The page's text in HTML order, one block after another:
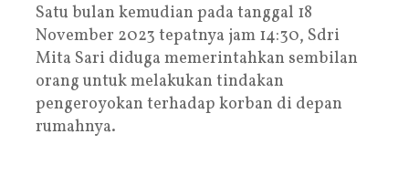
Satu bulan kemudian pada tanggal 18
November 2023 tepatnya jam 14:30, Sdri
Mita Sari diduga memerintahkan sembilan
orang untuk melakukan tindakan
pengeroyokan terhadap korban di depan
rumahnya.